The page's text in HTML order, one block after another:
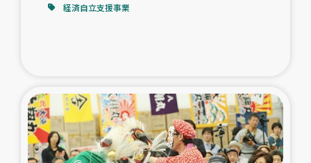
ガザ地区における被災住民への緊急支援
ガザ地区酪農を通した女性グループの生計支援
経済自立支援事業